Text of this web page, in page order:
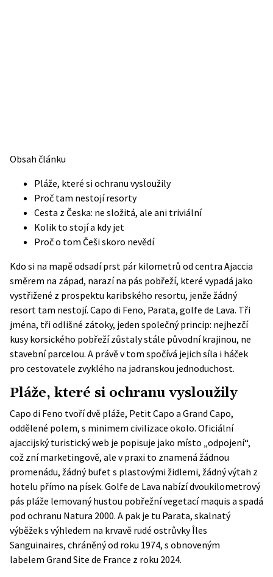
Obsah článku
Pláže, které si ochranu vysloužily
Proč tam nestojí resorty
Cesta z Česka: ne složitá, ale ani triviální
Kolik to stojí a kdy jet
Proč o tom Češi skoro nevědí
Kdo si na mapě odsadí prst pár kilometrů od centra Ajaccia
směrem na západ, narazí na pás pobřeží, které vypadá jako
vystřižené z prospektu karibského resortu, jenže žádný
resort tam nestojí. Capo di Feno, Parata, golfe de Lava. Tři
jména, tři odlišné zátoky, jeden společný princip: nejhezčí
kusy korsického pobřeží zůstaly stále původní krajinou, ne
stavební parcelou. A právě v tom spočívá jejich síla i háček
pro cestovatele zvyklého na jadranskou jednoduchost.
Pláže, které si ochranu vysloužily
Capo di Feno tvoří dvě pláže, Petit Capo a Grand Capo,
oddělené polem, s minimem civilizace okolo. Oficiální
ajaccijský turistický web je popisuje jako místo „odpojení“,
což zní marketingově, ale v praxi to znamená žádnou
promenádu, žádný bufet s plastovými židlemi, žádný výtah z
hotelu přímo na písek. Golfe de Lava nabízí dvoukilometrový
pás pláže lemovaný hustou pobřežní vegetací maquis a spadá
pod ochranu Natura 2000. A pak je tu Parata, skalnatý
výběžek s výhledem na krvavě rudé ostrůvky Îles
Sanguinaires, chráněný od roku 1974, s obnoveným
labelem Grand Site de France z roku 2024.